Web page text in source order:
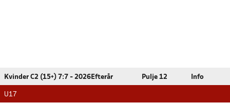
Kvinder C2 (15+) 7:7 - 2026Efterår Pulje 12 Info
U17